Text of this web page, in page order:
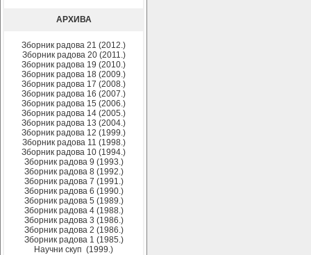
АРХИВА
Зборник радова 21 (2012.)
Зборник радова 20 (2011.)
Зборник радова 19 (2010.)
Зборник радова 18 (2009.)
Зборник радова 17 (2008.)
Зборник радова 16 (2007.)
Зборник радова 15 (2006.)
Зборник радова 14 (2005.)
Зборник радова 13 (2004.)
Зборник радова 12 (1999.)
Зборник радова 11 (1998.)
Зборник радова 10 (1994.)
Зборник радова 9 (1993.)
Зборник радова 8 (1992.)
Зборник радова 7 (1991.)
Зборник радова 6 (1990.)
Зборник радова 5 (1989.)
Зборник радова 4 (1988.)
Зборник радова 3 (1986.)
Зборник радова 2 (1986.)
Зборник радова 1 (1985.)
Научни скуп (1999.)